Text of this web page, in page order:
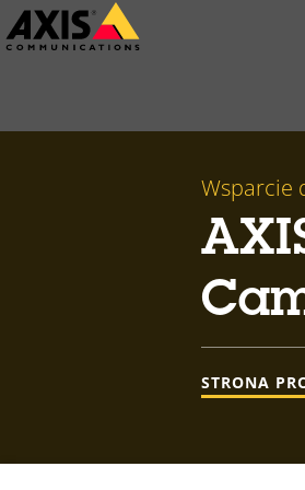
Przejdź
do
Wsparcie
STRONA